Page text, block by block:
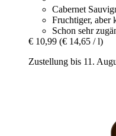
Cabernet
Fruchtiger, aber
Schon sehr
€ 10,99 (€ 14,65 / l)
Zustellung bis 11.